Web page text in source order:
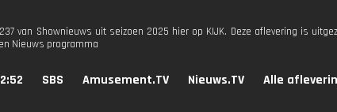
van Shownieuws uit seizoen 2025 hier op KIJK. Deze aflevering is
Nieuws programma
SBS Amusement.TV Nieuws.TV Alle